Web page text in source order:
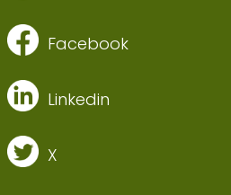
Facebook
Linkedin
X